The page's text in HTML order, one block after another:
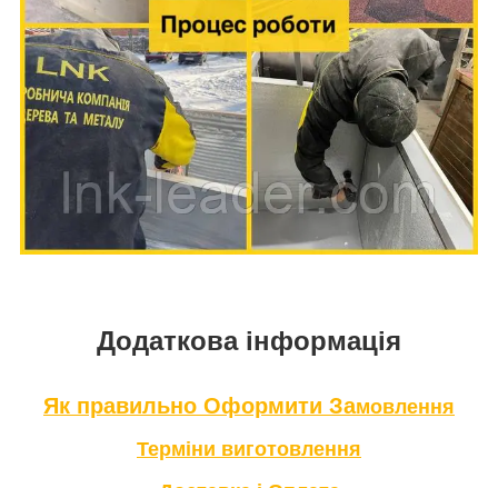
Додаткова інформація
Як правильно Оформити Замовлення
Терміни виготовлення